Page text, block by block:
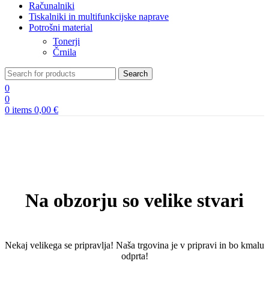
Računalniki
Tiskalniki in multifunkcijske naprave
Potrošni material
Tonerji
Črnila
Search
0
0
0 items 0,00 €
Na obzorju so velike stvari
Nekaj ​​velikega se pripravlja! Naša trgovina je v pripravi in ​​bo kmalu
odprta!